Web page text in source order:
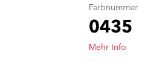
Farbnummer
0435
Mehr Info